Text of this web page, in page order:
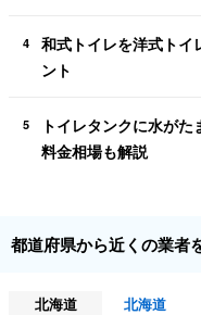
4
和式トイレを洋式トイ
ント
5
トイレタンクに水が
料金相場も解説
都道府県から近くの業者
北海道
北海道